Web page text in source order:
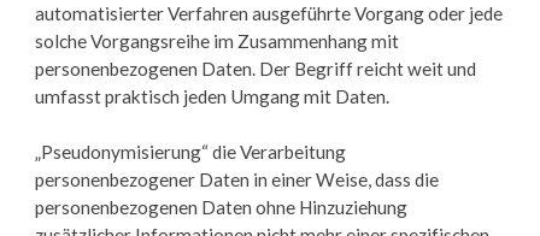
automatisierter Verfahren ausgeführte Vorgang oder jede
solche Vorgangsreihe im Zusammenhang mit
personenbezogenen Daten. Der Begriff reicht weit und
umfasst praktisch jeden Umgang mit Daten.
„Pseudonymisierung“ die Verarbeitung
personenbezogener Daten in einer Weise, dass die
personenbezogenen Daten ohne Hinzuziehung